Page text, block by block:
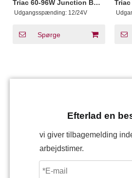
Triac 60-96W Junction Box
LED Transformer
​ Udgangsspænding: 12/24V
Spørge
Triac
Efterlad en
vi giver tilbagemelding
arbejdstimer.